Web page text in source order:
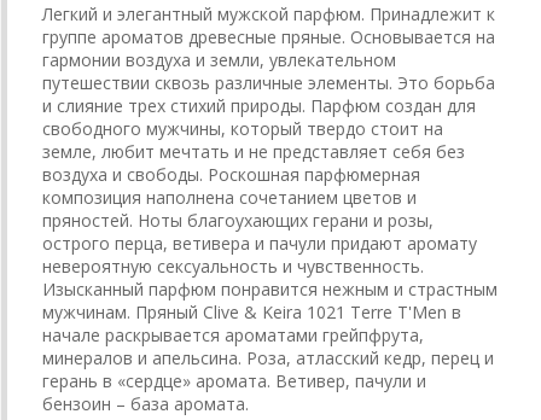
Легкий и элегантный мужской парфюм. Принадлежит к
группе ароматов древесные пряные. Основывается на
гармонии воздуха и земли, увлекательном
путешествии сквозь различные элементы. Это борьба
и слияние трех стихий природы. Парфюм создан для
свободного мужчины, который твердо стоит на
земле, любит мечтать и не представляет себя без
воздуха и свободы. Роскошная парфюмерная
композиция наполнена сочетанием цветов и
пряностей. Ноты благоухающих герани и розы,
острого перца, ветивера и пачули придают аромату
невероятную сексуальность и чувственность.
Изысканный парфюм понравится нежным и страстным
мужчинам. Пряный Clive & Keira 1021 Terre T'Men в
начале раскрывается ароматами грейпфрута,
минералов и апельсина. Роза, атласский кедр, перец и
герань в «сердце» аромата. Ветивер, пачули и
бензоин – база аромата.